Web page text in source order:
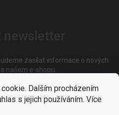
Dalším procházením
s jejich používáním. Více
zasílat informace o nových
našem e-shopu.
mail